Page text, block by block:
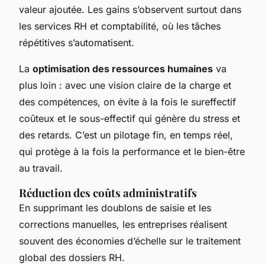
valeur ajoutée. Les gains s’observent surtout dans
les services RH et comptabilité, où les tâches
répétitives s’automatisent.
La optimisation des ressources humaines va
plus loin : avec une vision claire de la charge et
des compétences, on évite à la fois le sureffectif
coûteux et le sous-effectif qui génère du stress et
des retards. C’est un pilotage fin, en temps réel,
qui protège à la fois la performance et le bien-être
au travail.
Réduction des coûts administratifs
En supprimant les doublons de saisie et les
corrections manuelles, les entreprises réalisent
souvent des économies d’échelle sur le traitement
global des dossiers RH.